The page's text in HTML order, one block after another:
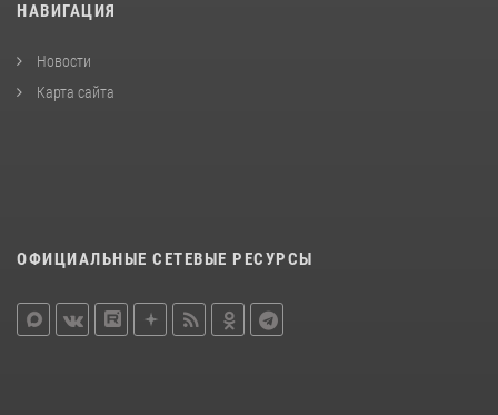
НАВИГАЦИЯ
Новости
Карта сайта
ОФИЦИАЛЬНЫЕ СЕТЕВЫЕ РЕСУРСЫ